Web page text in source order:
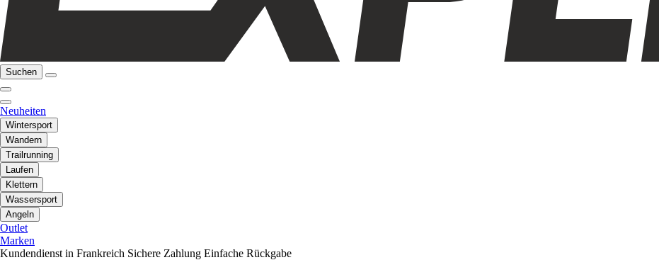
Suchen
Neuheiten
Wintersport
Wandern
Trailrunning
Laufen
Klettern
Wassersport
Angeln
Outlet
Marken
Kundendienst in Frankreich Sichere Zahlung Einfache Rückgabe